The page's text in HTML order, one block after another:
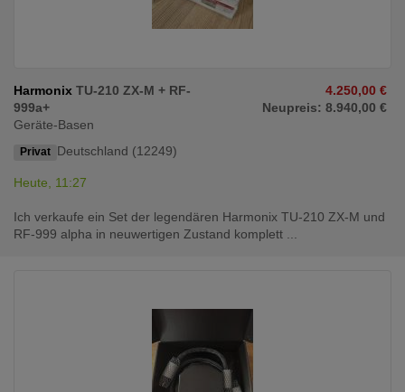
Harmonix TU-210 ZX-M + RF-
999a+
Geräte-Basen
Privat Deutschland (12249)
4.250,00 €
Neupreis: 8.940,00 €
Heute, 11:27
Ich verkaufe ein Set der legendären Harmonix TU-210 ZX-M und
RF-999 alpha in neuwertigen Zustand komplett ...